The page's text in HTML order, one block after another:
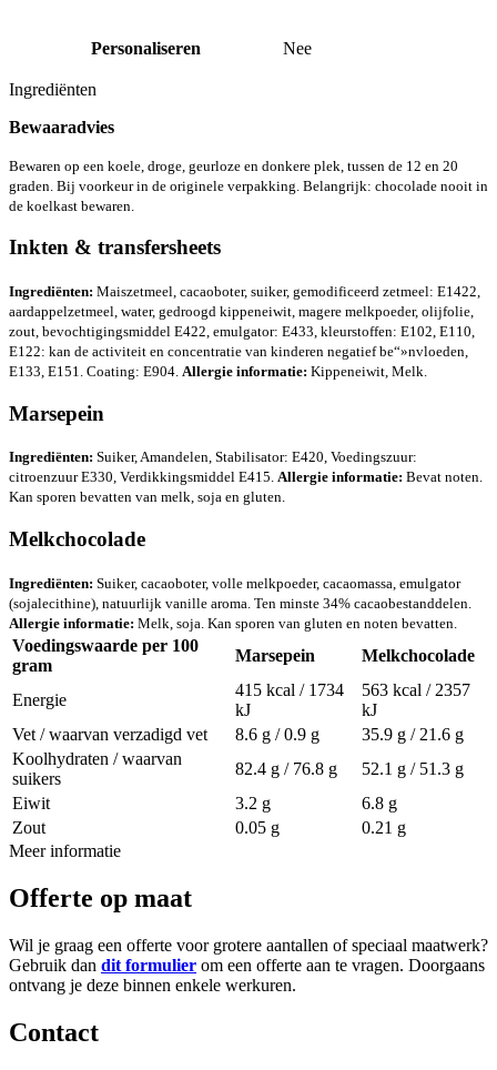
Personaliseren Nee
Ingrediënten
Bewaaradvies
Bewaren op een koele, droge, geurloze en donkere plek, tussen de 12 en 20
graden. Bij voorkeur in de originele verpakking. Belangrijk: chocolade nooit in
de koelkast bewaren.
Inkten & transfersheets
Ingrediënten: Maiszetmeel, cacaoboter, suiker, gemodificeerd zetmeel: E1422,
aardappelzetmeel, water, gedroogd kippeneiwit, magere melkpoeder, olijfolie,
zout, bevochtigingsmiddel E422, emulgator: E433, kleurstoffen: E102, E110,
E122: kan de activiteit en concentratie van kinderen negatief be“»nvloeden,
E133, E151. Coating: E904. Allergie informatie: Kippeneiwit, Melk.
Marsepein
Ingrediënten: Suiker, Amandelen, Stabilisator: E420, Voedingszuur:
citroenzuur E330, Verdikkingsmiddel E415. Allergie informatie: Bevat noten.
Kan sporen bevatten van melk, soja en gluten.
Melkchocolade
Ingrediënten: Suiker, cacaoboter, volle melkpoeder, cacaomassa, emulgator
(sojalecithine), natuurlijk vanille aroma. Ten minste 34% cacaobestanddelen.
Allergie informatie: Melk, soja. Kan sporen van gluten en noten bevatten.
Voedingswaarde per 100
gram
Marsepein Melkchocolade
Energie
415 kcal / 1734
kJ
563 kcal / 2357
kJ
Vet / waarvan verzadigd vet
8.6 g / 0.9 g
35.9 g / 21.6 g
Koolhydraten / waarvan
suikers
82.4 g / 76.8 g
52.1 g / 51.3 g
Eiwit
3.2 g
6.8 g
Zout
0.05 g
0.21 g
Meer informatie
Offerte op maat
Wil je graag een offerte voor grotere aantallen of speciaal maatwerk?
Gebruik dan dit formulier om een offerte aan te vragen. Doorgaans
ontvang je deze binnen enkele werkuren.
Contact